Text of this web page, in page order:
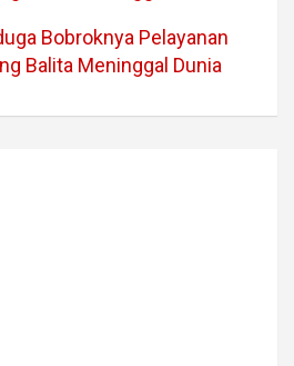
Bobroknya Pelayanan
Balita Meninggal Dunia